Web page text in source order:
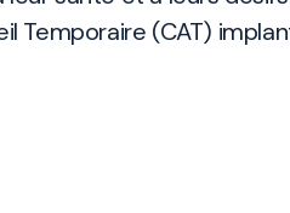
Temporaire (CAT)